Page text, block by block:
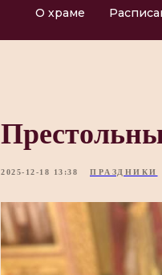
О храме
2025-12-18 13:38 ПРАЗДНИКИ